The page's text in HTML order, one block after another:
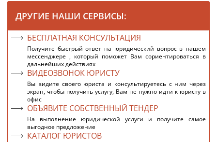
ДРУГИЕ НАШИ СЕРВИСЫ:
БЕСПЛАТНАЯ КОНСУЛЬТАЦИЯ
Получите быстрый ответ на юридический вопрос в нашем
мессенджере , который поможет Вам сориентироваться в
дальнейших действиях
ВИДЕОЗВОНОК ЮРИСТУ
Вы видите своего юриста и консультируетесь с ним через
экран, чтобы получить услугу, Вам не нужно идти к юристу в
офис
ОБЪЯВИТЕ СОБСТВЕННЫЙ ТЕНДЕР
На выполнение юридической услуги и получите самое
выгодное предложение
КАТАЛОГ ЮРИСТОВ